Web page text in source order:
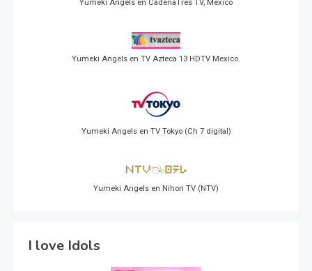
Yumeki Angels en CadenaTres TV, Mexico
Yumeki Angels en TV Azteca 13 HDTV Mexico.
Yumeki Angels en TV Tokyo (Ch 7 digital)
Yumeki Angels en Nihon TV (NTV)
I love Idols